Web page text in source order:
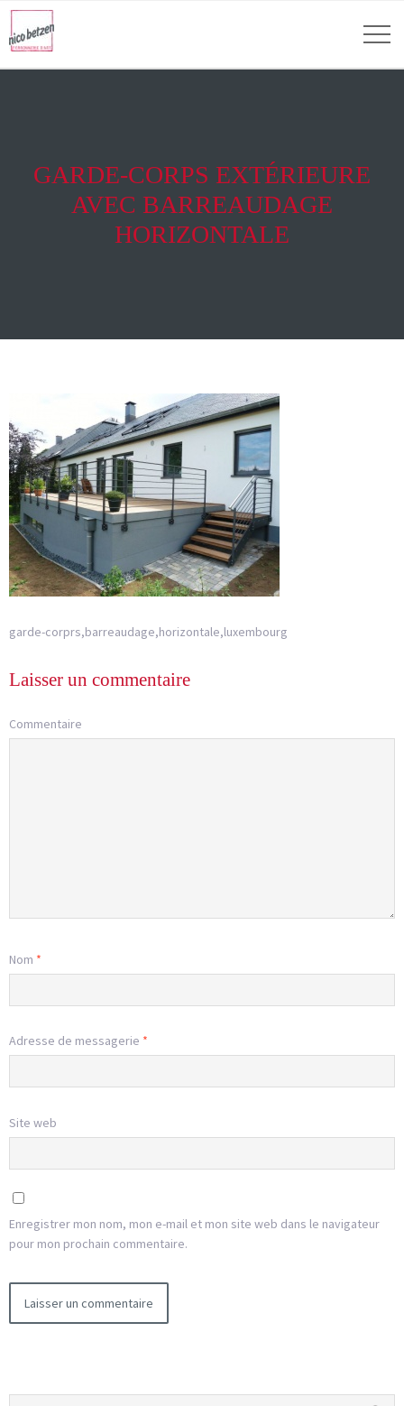
GARDE-CORPS EXTÉRIEURE
AVEC BARREAUDAGE
HORIZONTALE
garde-corprs,barreaudage,horizontale,luxembourg
Laisser un commentaire
Commentaire
Nom *
Adresse de messagerie *
Site web
Enregistrer mon nom, mon e-mail et mon site web dans le navigateur
pour mon prochain commentaire.